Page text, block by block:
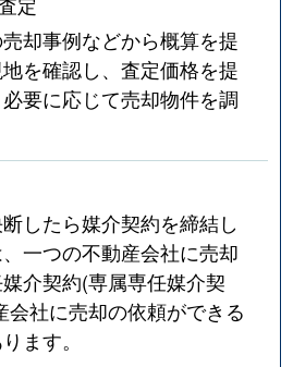
却事例などから概算を提
を確認し、査定価格を提
要に応じて売却物件を調
したら媒介契約を締結し
一つの不動産会社に売却
介契約(専属専任媒介契
会社に売却の依頼ができる
ます。